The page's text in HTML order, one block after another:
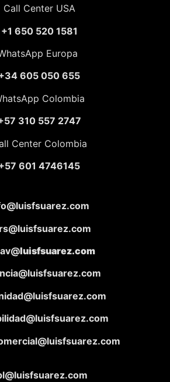
Call Center USA
+1 650 520 1581
Europa
605 050 655
Colombia
310 557 2747
Center Colombia
601 4746145
luisfsuarez.com